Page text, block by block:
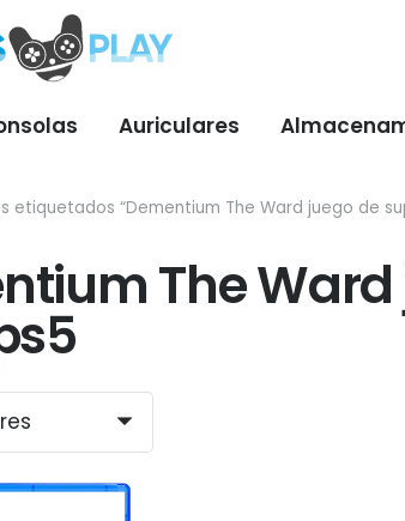
Auriculares
etiquetados “Dementium The Ward juego de
The